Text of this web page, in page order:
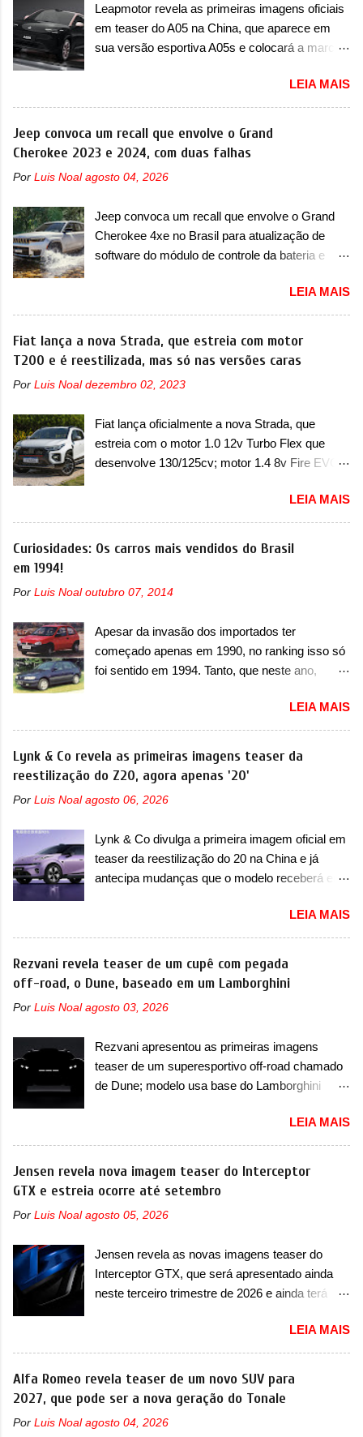
Leapmotor revela as primeiras imagens oficiais
em teaser do A05 na China, que aparece em
sua versão esportiva A05s e colocará a marca
apresentando uma rápida expansão na China
em termos de portfólio. Apoiada pela Stellantis,
a marca confirmou a estreia de um novo
modelo compacto à sua linha. Posicionado
primeiras imagens teaser do A05, que nas
esportiva, o A05s. Previsto para ser lançado
ainda neste ano na China, o compacto elétrico
colocará a Leapmotor para concorrer com uma
BYD Dolphin e Geely EX2. Visualmente, o A05
conta com um design já visto por outros
modelos da marca, em especial do SUV
compacto A10. Basicamente sendo o hatch do
SUV, o A05 nasce com um design que está
possui faróis com um desenho mais retangular,
com um pequeno prolongamento para as
laterais. Os faróis cont...
LEIA MAIS
Jeep convoca um recall que envolve o Grand
Cherokee 2023 e 2024, com duas falhas
Por Luis Noal agosto 04, 2026
Jeep convoca um recall que envolve o Grand
Cherokee 4xe no Brasil para atualização de
software do módulo de controle da bateria e
Jeep convocou no dia 10 de outubro de 2025
um chamado que envolve os proprietários do
Grand Cherokee 4xe, em sua versão única
Limited, com unidades de ano/modelo 2023 e
unidades afetadas precisam retornar a uma
dois problemas. O primeiro deles será uma
atualização do software do módulo de controle
da bateria (AHCP e HCP). Para alguns veículos
verificação e, se necessário, a substituição do
motor do ventilador HVAC (aquecimento,
ventilação e ar-condicionado). A marca também
uma sobrecarga do microprocessador do
poderá causar a perda de força motriz,
requerendo a atualização do software do
modulo de...
LEIA MAIS
Fiat lança a nova Strada, que estreia com motor
T200 e é reestilizada, mas só nas versões caras
Por Luis Noal dezembro 02, 2023
Fiat lança oficialmente a nova Strada, que
estreia com o motor 1.0 12v Turbo Flex que
desenvolve 130/125cv; motor 1.4 8v Fire EVO
oficialmente a nova Strada, que aparece com
mudanças visuais e com uma nova opção de
motor. Depois da picape compacta receber o
motor 1.0 12v Turbo Flex, conhecido como
Strada soube ser mutável com avanços
importantes que a concorrência nunca
conseguiu acompanhar e agora ela abre uma
T200, que estreou nos irmãos Pulse e
Fastback. "A Fiat Strada é mais do que uma
picape, é uma verdadeira revolução no
mercado automotivo. Há alguns anos era
improvável pensar que uma picape chagaria ao
Strada fez. Mais do que isso: ela é a prova viva
que time que está ganhando se mexe sim. Ao
longo da sua história, ela...
LEIA MAIS
Curiosidades: Os carros mais vendidos do Brasil
em 1994!
Por Luis Noal outubro 07, 2014
Apesar da invasão dos importados ter
começado apenas em 1990, no ranking isso só
foi sentido em 1994. Tanto, que neste ano,
começar pelo Chevrolet Corsa, o mais
destacado deles no ranking que perdurou no
nosso mercado até início de 2012 e com
certeza foi um grandioso lançamento da
Chevrolet que assustou a concorrência. Nesse
ano também era lançada a nova geração do
ganhava uma nova geração feita do zero,
apelidada de "Bolinha" por suas formas
arredondadas. Além do Gol, outro Volkswagen
versão hatchback do Logus que chegava
depois de um ano de atraso. A invasão de 1994
foi marcava pelos franceses, alemães,
japoneses e coreanos que chegaram
arrancando corações em nosso mercado. Os
vendas em 1994 foram o Renault R19 que
vinha em 3 versões de carroceria, sendo duas
do hatch e o sedan, a famosa Kia Besta, o Vol...
LEIA MAIS
Lynk & Co revela as primeiras imagens teaser da
reestilização do Z20, agora apenas '20'
Por Luis Noal agosto 06, 2026
Lynk & Co divulga a primeira imagem oficial em
teaser da reestilização do 20 na China e já
antecipa mudanças que o modelo receberá em
apresentar na China as primeiras mudanças
para o Z20, um misto de hatch com SUV que é
vendido no mercado chinês desde o
lançamento, em 2024. Agora, o modelo passará
por sua primeira mudança visual e também
mudará de nome. Vendido na Europa como 02
vendido na China apenas como ‘20’. Junto das
mudanças visuais, a marca confirmou que ele
pode ser um dos primeiros produtos da
Chamado de ’16 em 1’, também chamado de
Thunder, ele apresenta uma melhoria de
eficiência térmica e integra 12 elementos de
hardware. Entre eles, motor elétrico, controlador
de motor, redutor, conversor CC-CC, OBC,
de pré-carga e gateway de domínio de energia.
Há mais quatro recursos de software como
gerenciamento...
LEIA MAIS
Rezvani revela teaser de um cupê com pegada
off-road, o Dune, baseado em um Lamborghini
Por Luis Noal agosto 03, 2026
Rezvani apresentou as primeiras imagens
teaser de um superesportivo off-road chamado
de Dune; modelo usa base do Lamborghini
apresentou as primeiras imagens teaser de um
novo superesportivo que vai oferecer aos seus
consumidores. Trata-se do Dune, um cupê
superesportivo que terá uma proposta off-road
tiveram, como o Porsche 911 Dakar e o...
italiano tem grande parte no desenvolvimento
do Dune. Baseado no Huracán, o Dune nasce
com uma proposta similar ao que a marca
característico da Rezvani. Junto com as
imagens, a marca já confirmou que o Dune será
um carro muito exclusivo. Ao todo, serão
apenas sete unidades produzidas... para todo
LEIA MAIS
Jensen revela nova imagem teaser do Interceptor
GTX e estreia ocorre até setembro
Por Luis Noal agosto 05, 2026
Jensen revela as novas imagens teaser do
Interceptor GTX, que será apresentado ainda
neste terceiro trimestre de 2026 e ainda terá
International Automotive (abreviação de JIA)
apresentou uma nova imagem teaser que
mostra como será o Interceptor GTX, o
esportivo que recolocará a marca no mercado.
O granturismo (GT) apareceu em uma nova
imagem de traseira, onde ele aparece o para-
LEIA MAIS
Alfa Romeo revela teaser de um novo SUV para
2027, que pode ser a nova geração do Tonale
Por Luis Noal agosto 04, 2026